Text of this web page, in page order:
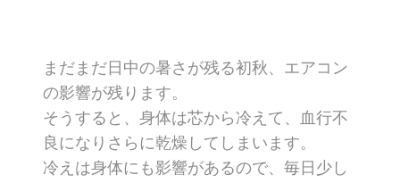
まだまだ日中の暑さが残る初秋、エアコン
の影響が残ります。
そうすると、身体は芯から冷えて、血行不
良になりさらに乾燥してしまいます。
冷えは身体にも影響があるので、毎日少し